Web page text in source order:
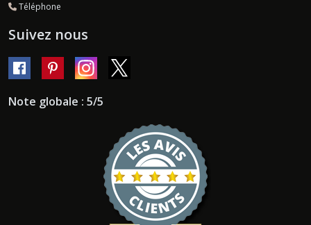
Téléphone
Suivez nous
Note globale : 5/5